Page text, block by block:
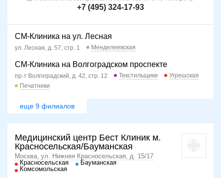
+7 (495) 324-17-93
СМ-Клиника на ул. Лесная
ул. Лесная, д. 57, стр. 1 Менделеевская
СМ-Клиника на Волгоградском проспекте
пр-т Волгоградский, д. 42, стр. 12 Текстильщики
Угрешская
Печатники
еще 9 филиалов
Медицинский центр Бест Клиник м.
Красносельская/Бауманская
Москва, ул. Нижняя Красносельская, д. 15/17
Красносельская
Бауманская
Комсомольская